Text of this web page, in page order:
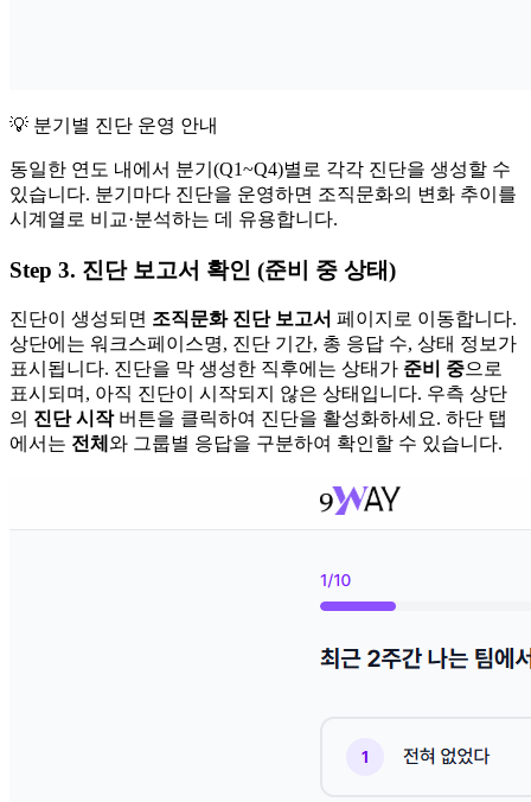
💡 분기별 진단 운영 안내
동일한 연도 내에서 분기(Q1~Q4)별로 각각 진단을 생성할 수
있습니다. 분기마다 진단을 운영하면 조직문화의 변화 추이를
시계열로 비교·분석하는 데 유용합니다.
Step 3. 진단 보고서 확인 (준비 중 상태)
진단이 생성되면 조직문화 진단 보고서 페이지로 이동합니다.
상단에는 워크스페이스명, 진단 기간, 총 응답 수, 상태 정보가
표시됩니다. 진단을 막 생성한 직후에는 상태가 준비 중으로
표시되며, 아직 진단이 시작되지 않은 상태입니다. 우측 상단
의 진단 시작버튼을 클릭하여 진단을 활성화하세요. 하단 탭
에서는 전체 와 그룹별 응답을 구분하여 확인할 수 있습니다.